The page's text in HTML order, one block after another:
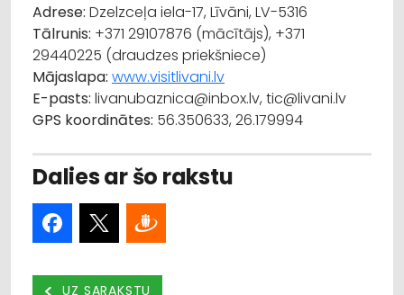
Adrese: Dzelzceļa iela-17, Līvāni, LV-5316
Tālrunis: +371 29107876 (mācītājs), +371
29440225 (draudzes priekšniece)
Mājaslapa: www.visitlivani.lv
E-pasts: livanubaznica@inbox.lv, tic@livani.lv
GPS koordinātes: 56.350633, 26.179994
Dalies ar šo rakstu
UZ SARAKSTU